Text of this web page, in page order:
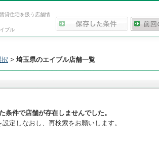
貸住宅を扱う店舗情
ブル
択 > 埼玉県のエイブル店舗一覧
条件で店舗が存在しませんでした。
定しなおし、再検索をお願いします。